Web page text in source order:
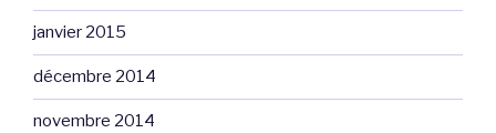
janvier 2015
décembre 2014
novembre 2014